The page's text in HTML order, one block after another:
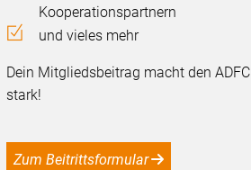
Kooperationspartnern
und vieles mehr
Dein Mitgliedsbeitrag macht den ADFC
stark!
Zum Beitrittsformular